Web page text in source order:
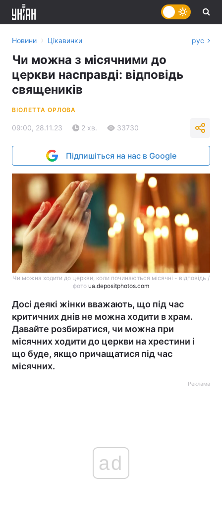
Новини › Цікавинки рус
Чи можна з місячними до
церкви насправді: відповідь
священиків
ВІОЛЕТТА ОРЛОВА
09:00, 28.11.23 2 хв. 33730
Підпишіться на нас в Google
Чи можна ходити до церкви, коли починаються місячні - відповідь /
фото ua.depositphotos.com
Досі деякі жінки вважають, що під час
критичних днів не можна ходити в храм.
Давайте розбиратися, чи можна при
місячних ходити до церкви на хрестини і
що буде, якщо причащатися під час
місячних.
Реклама
ad